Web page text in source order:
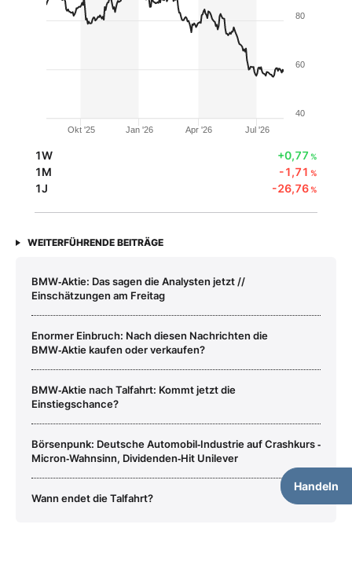
Handeln
Okt '25 Jan '26 Apr '26 Jul '26
40
60
80
1W +0,77 %
1M -1,71 %
1J -26,76%
WEITERFÜHRENDE BEITRÄGE
BMW‑Aktie: Das sagen die Analysten jetzt //
Einschätzungen am Freitag
Enormer Einbruch: Nach diesen Nachrichten die
BMW‑Aktie kaufen oder verkaufen?
BMW‑Aktie nach Talfahrt: Kommt jetzt die
Einstiegschance?
Börsenpunk: Deutsche Automobil‑Industrie auf Crashkurs ‑
Micron‑Wahnsinn, Dividenden‑Hit Unilever
Wann endet die Talfahrt?